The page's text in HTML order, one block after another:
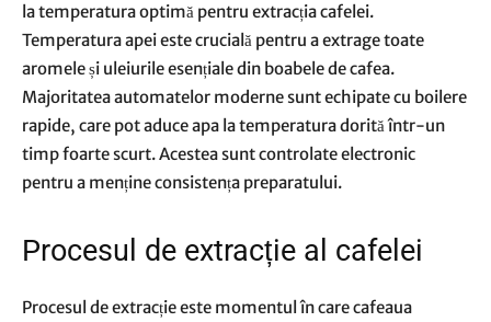
la temperatura optimă pentru extracția cafelei.
Temperatura apei este crucială pentru a extrage toate
aromele și uleiurile esențiale din boabele de cafea.
Majoritatea automatelor moderne sunt echipate cu boilere
rapide, care pot aduce apa la temperatura dorită într-un
timp foarte scurt. Acestea sunt controlate electronic
pentru a menține consistența preparatului.
Procesul de extracție al cafelei
Procesul de extracție este momentul în care cafeaua